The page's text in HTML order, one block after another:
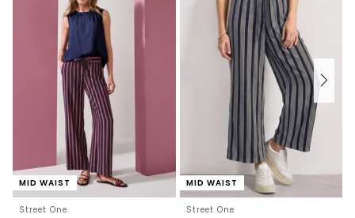
MID WAIST
Street One
MID WAIST
Street One